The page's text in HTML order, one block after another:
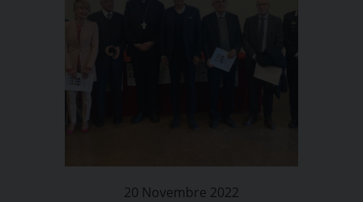
20 Novembre 2022